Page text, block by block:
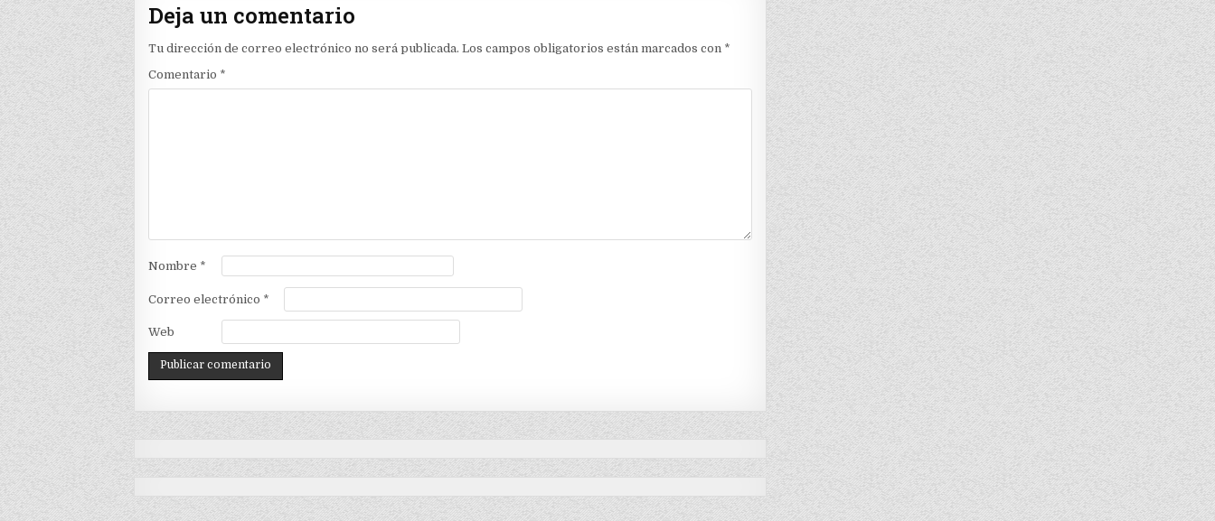
Deja un comentario
Tu dirección de correo electrónico no será publicada. Los campos obligatorios están marcados con *
Comentario *
Nombre *
Correo electrónico *
Web